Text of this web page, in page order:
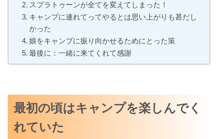
スプラトゥーンが全てを変えてしまった！
キャンプに連れてってやるとは思い上がりも甚だし
かった
娘をキャンプに振り向かせるためにとった策
最後に：一緒に来てくれて感謝
最初の頃はキャンプを楽しんでく
れていた